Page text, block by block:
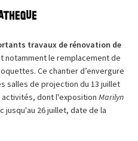
travaux de rénovation de
notamment le remplacement de
Ce chantier d’envergure
salles de projection du 13 juillet
activités, dont l'exposition Marilyn
jusqu'au 26 juillet, date de la